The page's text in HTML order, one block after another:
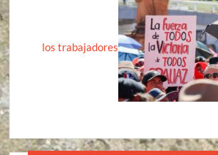
los trabajadores